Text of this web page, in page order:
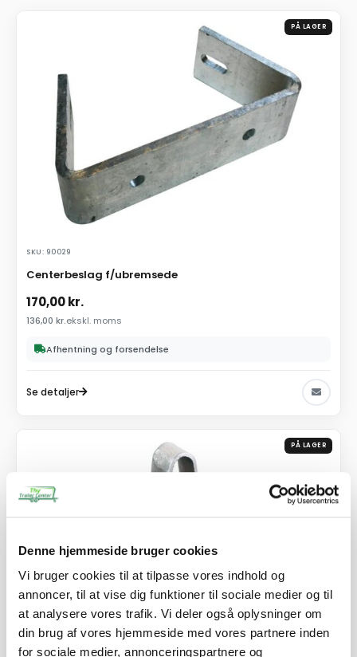
Denne hjemmeside bruger cookies
Vi bruger cookies til at tilpasse vores indhold og
annoncer, til at vise dig funktioner til sociale medier og til
at analysere vores trafik. Vi deler også oplysninger om
din brug af vores hjemmeside med vores partnere inden
for sociale medier, annonceringspartnere og
PÅ LAGER
SKU: 90029
Centerbeslag f/ubremsede
170,00kr.
136,00 kr.ekskl. moms
Afhentning og forsendelse
Se detaljer
PÅ LAGER